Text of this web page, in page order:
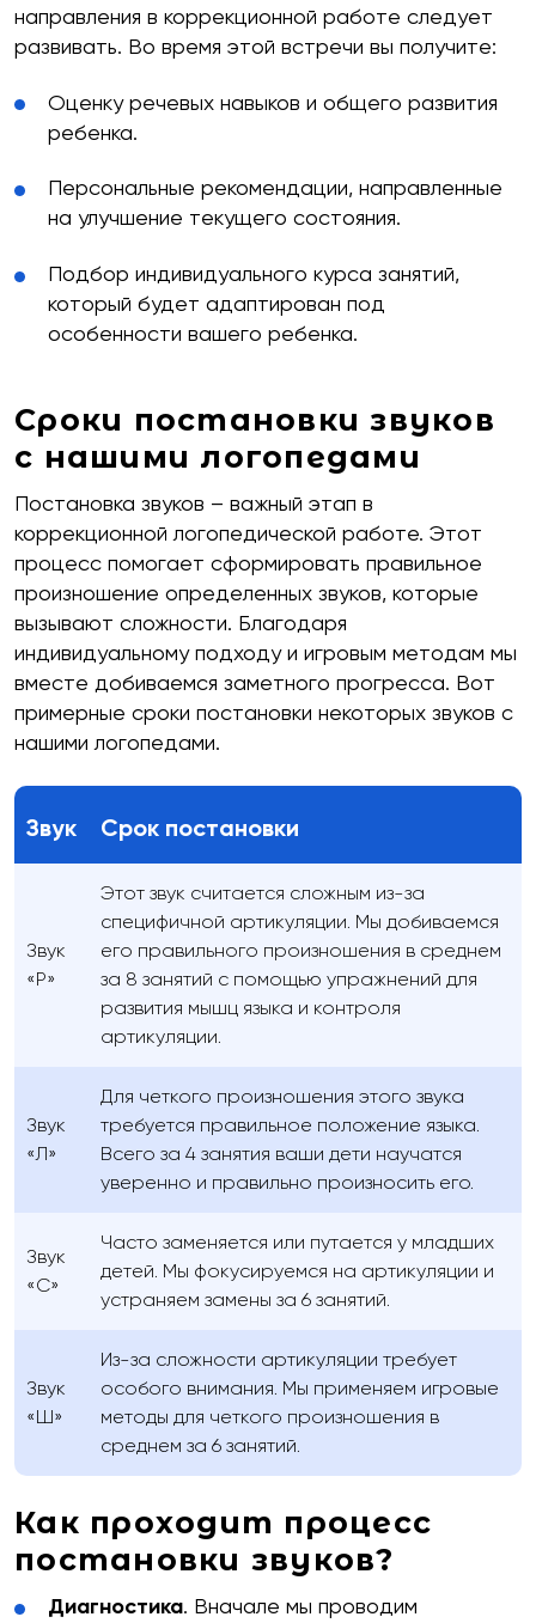
направления в коррекционной работе следует
развивать. Во время этой встречи вы получите:
Оценку речевых навыков и общего развития
ребенка.
Персональные рекомендации, направленные
на улучшение текущего состояния.
Подбор индивидуального курса занятий,
который будет адаптирован под
особенности вашего ребенка.
Сроки постановки звуков
с нашими логопедами
Постановка звуков – важный этап в
коррекционной логопедической работе. Этот
процесс помогает сформировать правильное
произношение определенных звуков, которые
вызывают сложности. Благодаря
индивидуальному подходу и игровым методам мы
вместе добиваемся заметного прогресса. Вот
примерные сроки постановки некоторых звуков с
нашими логопедами.
Звук Срок постановки
Звук
«Р»
Этот звук считается сложным из-за
специфичной артикуляции. Мы добиваемся
его правильного произношения в среднем
за 8 занятий с помощью упражнений для
развития мышц языка и контроля
артикуляции.
Звук
«Л»
Для четкого произношения этого звука
требуется правильное положение языка.
Всего за 4 занятия ваши дети научатся
уверенно и правильно произносить его.
Звук
«С»
Часто заменяется или путается у младших
детей. Мы фокусируемся на артикуляции и
устраняем замены за 6 занятий.
Звук
«Ш»
Из-за сложности артикуляции требует
особого внимания. Мы применяем игровые
методы для четкого произношения в
среднем за 6 занятий.
Как проходит процесс
постановки звуков?
Диагностика. Вначале мы проводим